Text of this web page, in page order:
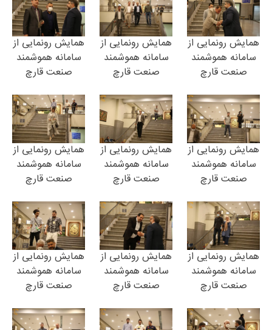
همایش رونمایی از
سامانه هموشمند
صنعت قارچ
همایش رونمایی از
سامانه هموشمند
صنعت قارچ
همایش رونمایی از
سامانه هموشمند
صنعت قارچ
همایش رونمایی از
سامانه هموشمند
صنعت قارچ
همایش رونمایی از
سامانه هموشمند
صنعت قارچ
همایش رونمایی از
سامانه هموشمند
صنعت قارچ
همایش رونمایی از
سامانه هموشمند
صنعت قارچ
همایش رونمایی از
سامانه هموشمند
صنعت قارچ
همایش رونمایی از
سامانه هموشمند
صنعت قارچ